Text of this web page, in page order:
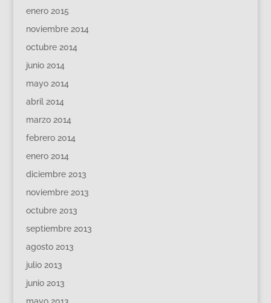
enero 2015
noviembre 2014
octubre 2014
junio 2014
mayo 2014
abril 2014
marzo 2014
febrero 2014
enero 2014
diciembre 2013
noviembre 2013
octubre 2013
septiembre 2013
agosto 2013
julio 2013
junio 2013